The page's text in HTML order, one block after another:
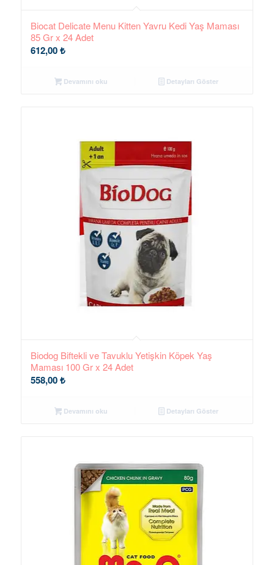
Biocat Delicate Menu Kitten Yavru Kedi Yaş Maması
85 Gr x 24 Adet
612,00₺
Devamını oku Detayları Göster
Biodog Biftekli ve Tavuklu Yetişkin Köpek Yaş
Maması 100 Gr x 24 Adet
558,00₺
Devamını oku Detayları Göster